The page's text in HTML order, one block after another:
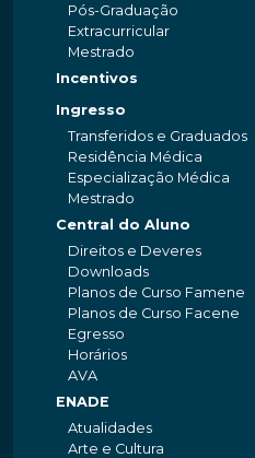
Pós-Graduação
Extracurricular
Mestrado
Incentivos
Ingresso
Transferidos e Graduados
Residência Médica
Especialização Médica
Mestrado
Central do Aluno
Direitos e Deveres
Downloads
Planos de Curso Famene
Planos de Curso Facene
Egresso
Horários
AVA
ENADE
Atualidades
Arte e Cultura